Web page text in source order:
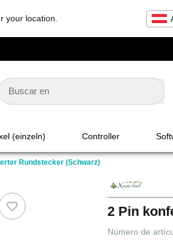
your location.
(einzeln) Controller
Rundstecker (Schwarz)
2 Pin
Número de